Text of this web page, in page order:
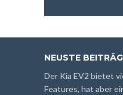
NEUSTE
Der Kia EV2 bietet
Features, hat aber